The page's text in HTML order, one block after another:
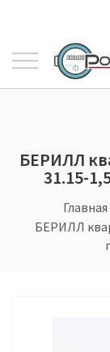
БЕРИЛЛ
31.15-
Главная
БЕРИЛЛ